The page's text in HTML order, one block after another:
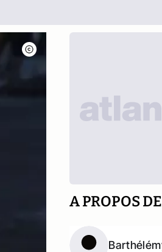
A PROPOS